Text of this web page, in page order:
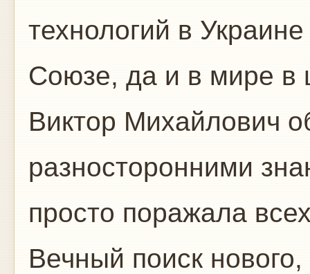
технологий в
Союзе, да и в мире в
Виктор Михайлович
разносторонними
просто поражала
Вечный поиск